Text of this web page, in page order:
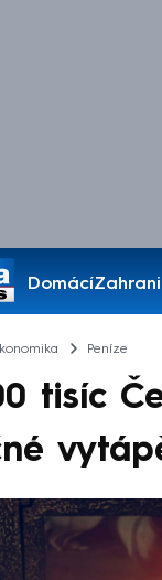
Domácí
Pořady
Peníze
tisíc